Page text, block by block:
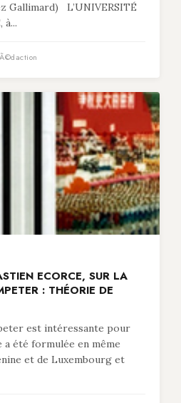
Gallimard) L’UNIVERSITÉ
à...
ECORCE, SUR LA
: THÉORIE DE
est intéressante pour
été formulée en même
et de Luxembourg et